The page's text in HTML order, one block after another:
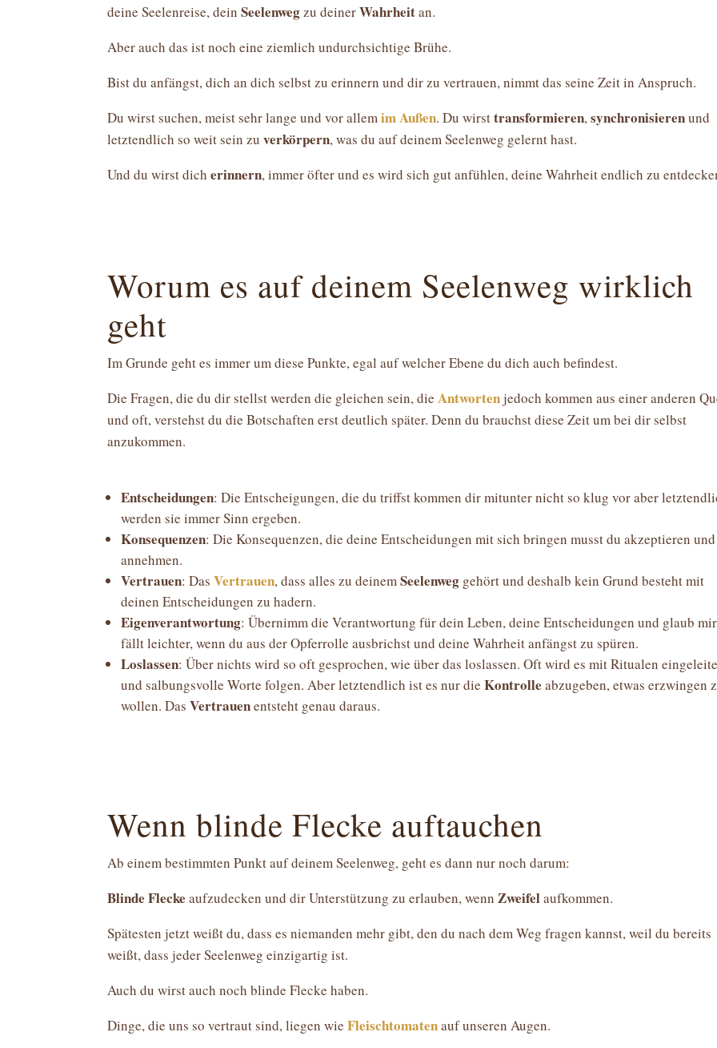
deine Seelenreise, deinSeelenwegzu deinerWahrheitan.
Aber auch das ist noch eine ziemlich undurchsichtige Brühe.
Bist du anfängst, dich an dich selbst zu erinnern und dir zu vertrauen, nimmt das seine Zeit in Anspruch.
Du wirst suchen, meist sehr lange und vor allemim Außen. Du wirsttransformieren,synchronisierenund
letztendlich so weit sein zuverkörpern, was du auf deinem Seelenweg gelernt hast.
Und du wirst dicherinnern, immer öfter und es wird sich gut anfühlen, deine Wahrheit endlich zu
Worum es auf deinem Seelenweg wirklich
geht
Im Grunde geht es immer um diese Punkte, egal auf welcher Ebene du dich auch befindest.
Die Fragen, die du dir stellst werden die gleichen sein, dieAntwortenjedoch kommen aus einer anderen
und oft, verstehst du die Botschaften erst deutlich später. Denn du brauchst diese Zeit um bei dir selbst
anzukommen.
Entscheidungen: Die Entscheigungen, die du triffst kommen dir mitunter nicht so klug vor aber
werden sie immer Sinn ergeben.
Konsequenzen: Die Konsequenzen, die deine Entscheidungen mit sich bringen musst du akzeptieren und
annehmen.
Vertrauen: DasVertrauen, dass alles zu deinemSeelenweg gehört und deshalb kein Grund besteht mit
deinen Entscheidungen zu hadern.
Eigenverantwortung: Übernimm die Verantwortung für dein Leben, deine Entscheidungen und glaub
fällt leichter, wenn du aus der Opferrolle ausbrichst und deine Wahrheit anfängst zu spüren.
Loslassen: Über nichts wird so oft gesprochen, wie über das loslassen. Oft wird es mit Ritualen
und salbungsvolle Worte folgen. Aber letztendlich ist es nur dieKontrolle abzugeben, etwas erzwingen
wollen. DasVertrauenentsteht genau daraus.
Wenn blinde Flecke auftauchen
Ab einem bestimmten Punkt auf deinem Seelenweg, geht es dann nur noch darum:
Blinde Flecke aufzudecken und dir Unterstützung zu erlauben, wenn Zweifelaufkommen.
Spätesten jetzt weißt du, dass es niemanden mehr gibt, den du nach dem Weg fragen kannst, weil du bereits
weißt, dass jeder Seelenweg einzigartig ist.
Auch du wirst auch noch blinde Flecke haben.
Dinge, die uns so vertraut sind, liegen wieFleischtomatenauf unseren Augen.